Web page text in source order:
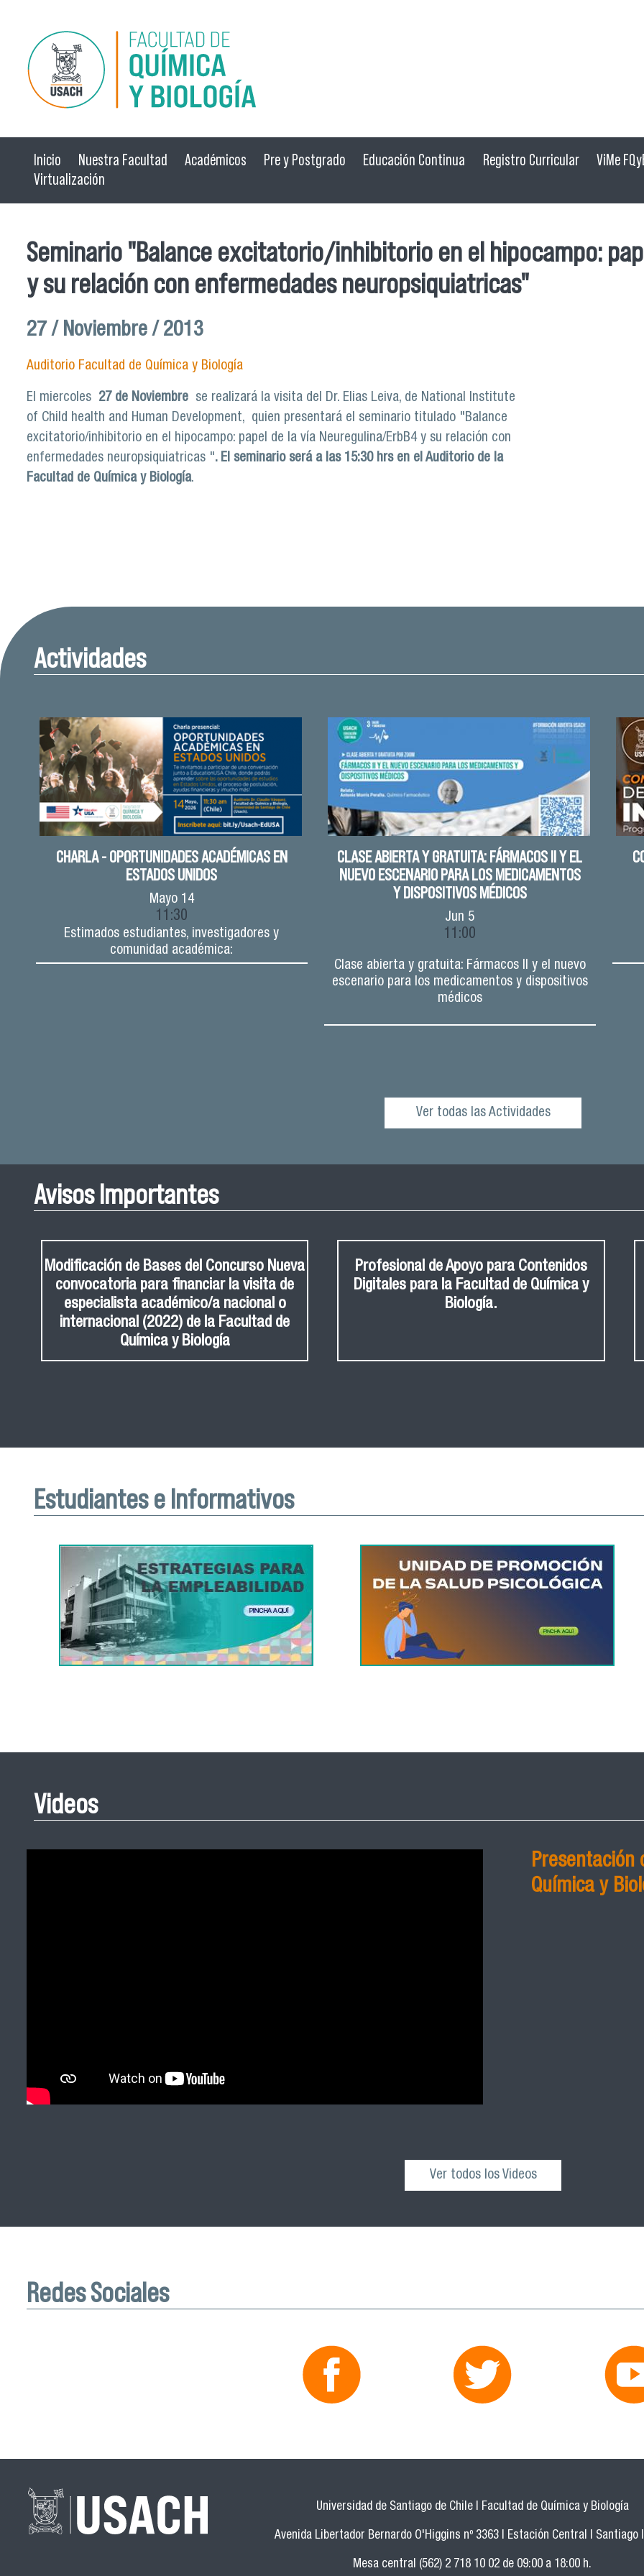
Pasar al contenido principal
Inicio Nuestra Facultad Académicos Pre y Postgrado Educación Continua Registro Curricular ViMe
Virtualización
Seminario "Balance excitatorio/inhibitorio en el hipocampo:
y su relación con enfermedades neuropsiquiatricas"
27 / Noviembre / 2013
Auditorio Facultad de Química y Biología
El miercoles 27 de Noviembre se realizará la visita del Dr. Elias Leiva, de National Institute
of Child health and Human Development, quien presentará el seminario titulado "Balance
excitatorio/inhibitorio en el hipocampo: papel de la vía Neuregulina/ErbB4 y su relación con
enfermedades neuropsiquiatricas ". El seminario será a las 15:30 hrs en el Auditorio de la
Facultad de Química y Biología.
Actividades
CHARLA - OPORTUNIDADES ACADÉMICAS EN
ESTADOS UNIDOS
Mayo14
11:30
Estimados estudiantes, investigadores y
comunidad académica:
CLASE ABIERTA Y GRATUITA: FÁRMACOS II Y EL
NUEVO ESCENARIO PARA LOS MEDICAMENTOS
Y DISPOSITIVOS MÉDICOS
Jun 5
11:00
Clase abierta y gratuita: Fármacos II y el nuevo
escenario para los medicamentos y dispositivos
médicos
Ver todas las Actividades
Avisos Importantes
Modificación de Bases del Concurso Nueva
convocatoria para financiar la visita de
especialista académico/a nacional o
internacional (2022) de la Facultad de
Química y Biología
Profesional de Apoyo para Contenidos
Digitales para la Facultad de Química y
Biología.
Estudiantes e Informativos
Videos
Presentación
Química y
Ver todos los Videos
Redes Sociales
Universidad de Santiago de Chile | Facultad de Química y Biología
Avenida Libertador Bernardo O'Higgins nº 3363 | Estación Central | Santiago
Mesa central (562) 2 718 10 02 de 09:00 a 18:00 h.